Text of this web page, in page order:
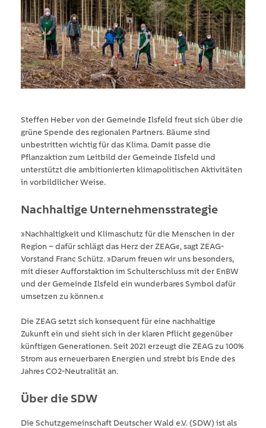
Steffen Heber von der Gemeinde Ilsfeld freut sich über die
grüne Spende des regionalen Partners. Bäume sind
unbestritten wichtig für das Klima. Damit passe die
Pflanzaktion zum Leitbild der Gemeinde Ilsfeld und
unterstützt die ambitionierten klimapolitischen Aktivitäten
in vorbildlicher Weise.
Nachhaltige Unternehmensstrategie
»Nachhaltigkeit und Klimaschutz für die Menschen in der
Region – dafür schlägt das Herz der ZEAG«, sagt ZEAG-
Vorstand Franc Schütz. »Darum freuen wir uns besonders,
mit dieser Aufforstaktion im Schulterschluss mit der EnBW
und der Gemeinde Ilsfeld ein wunderbares Symbol dafür
umsetzen zu können.«
Die ZEAG setzt sich konsequent für eine nachhaltige
Zukunft ein und sieht sich in der klaren Pflicht gegenüber
künftigen Generationen. Seit 2021 erzeugt die ZEAG zu 100%
Strom aus erneuerbaren Energien und strebt bis Ende des
Jahres CO2-Neutralität an.
Über die SDW
Die Schutzgemeinschaft Deutscher Wald e.V. (SDW) ist als